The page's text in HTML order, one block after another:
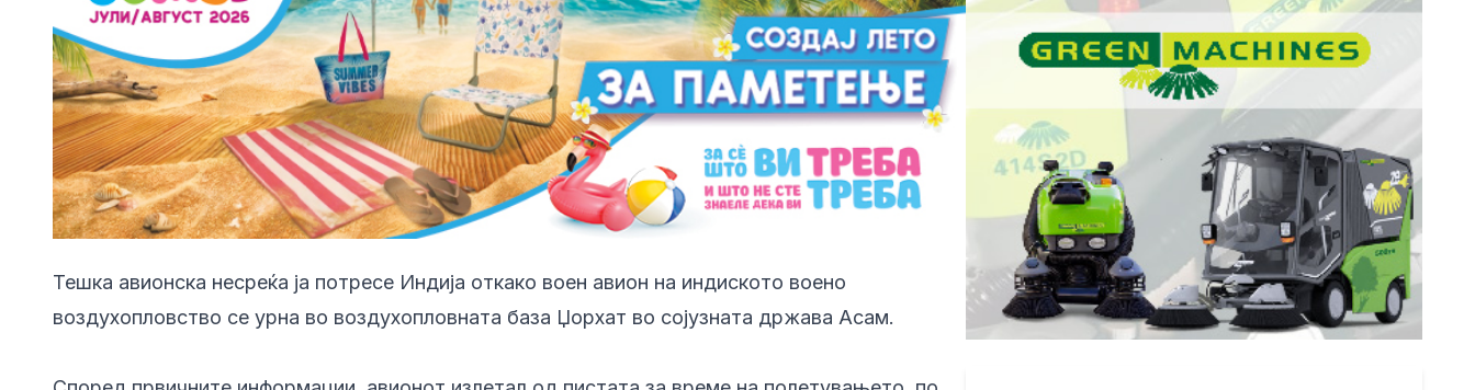
Тешка авионска несреќа ја потресе Индија откако воен авион на индиското воено
воздухопловство се урна во воздухопловната база Џорхат во сојузната држава Асам.